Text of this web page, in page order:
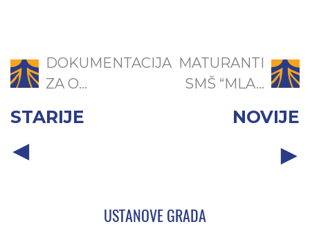
DOKUMENTACIJA
ZA O...
STARIJE
MATURANTI
SMŠ “MLA...
NOVIJE
USTANOVE GRADA